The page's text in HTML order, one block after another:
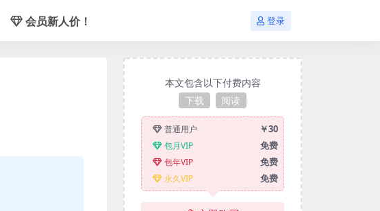
会员新人价！ 登录
本文包含以下付费内容
下载
阅读
普通用户 ￥30
包月VIP 免费
包年VIP 免费
永久VIP 免费